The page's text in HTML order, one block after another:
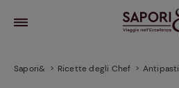
Sapori& Ricette degli Chef Antipasti